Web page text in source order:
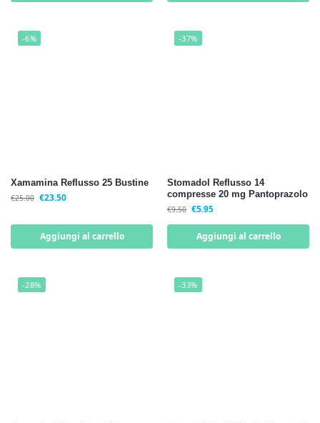
-6%
Xamamina Reflusso 25 Bustine
€25.00 €23.50
Aggiungi al carrello
-37%
Stomadol Reflusso 14
compresse 20 mg Pantoprazolo
€9.50 €5.95
Aggiungi al carrello
-28% -33%